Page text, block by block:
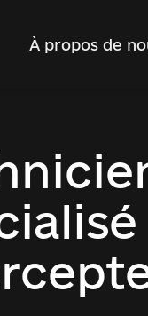
À propos de